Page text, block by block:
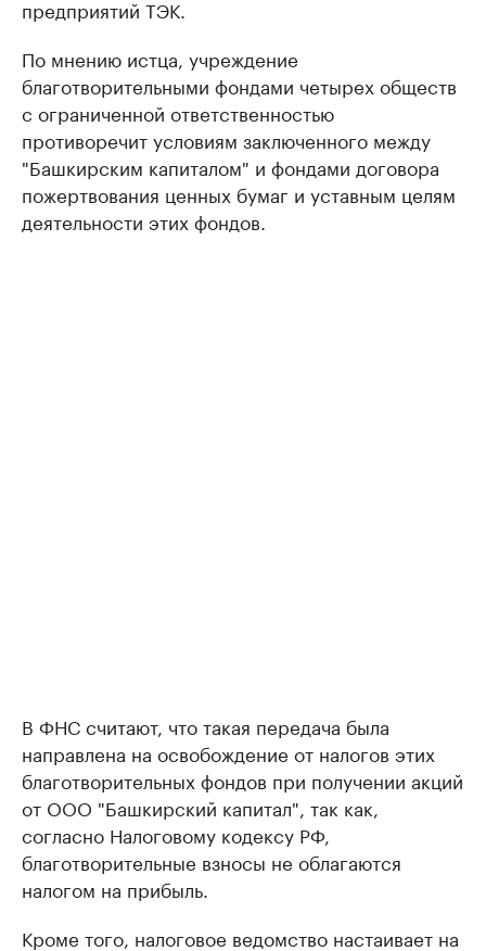
предприятий ТЭК.
По мнению истца, учреждение
благотворительными фондами четырех обществ
с ограниченной ответственностью
противоречит условиям заключенного между
"Башкирским капиталом" и фондами договора
пожертвования ценных бумаг и уставным целям
деятельности этих фондов.
В ФНС считают, что такая передача была
направлена на освобождение от налогов этих
благотворительных фондов при получении акций
от ООО "Башкирский капитал", так как,
согласно Налоговому кодексу РФ,
благотворительные взносы не облагаются
налогом на прибыль.
Кроме того, налоговое ведомство настаивает на